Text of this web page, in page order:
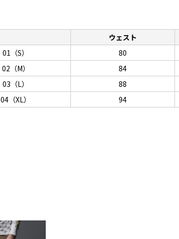
ウェスト
01（S）
80
02（M）
84
03（L）
88
04（XL）
94